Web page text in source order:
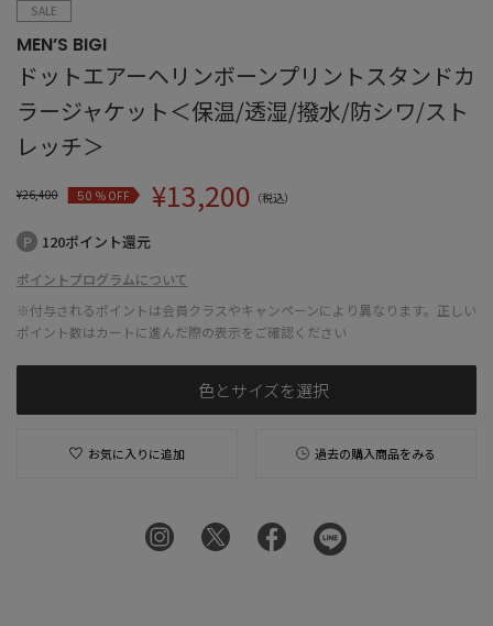
SALE
MEN’S BIGI
ドットエアーヘリンボーンプリントスタンドカ
ラージャケット＜保温/透湿/撥水/防シワ/スト
レッチ＞
¥26,400 50% OFF ¥13,200 （税込）
120ポイント還元
ポイントプログラムについて
※付与されるポイントは会員クラスやキャンペーンにより異なります。正しい
ポイント数はカートに進んだ際の表示をご確認ください
色とサイズを選択
お気に入りに追加 過去の購入商品をみる